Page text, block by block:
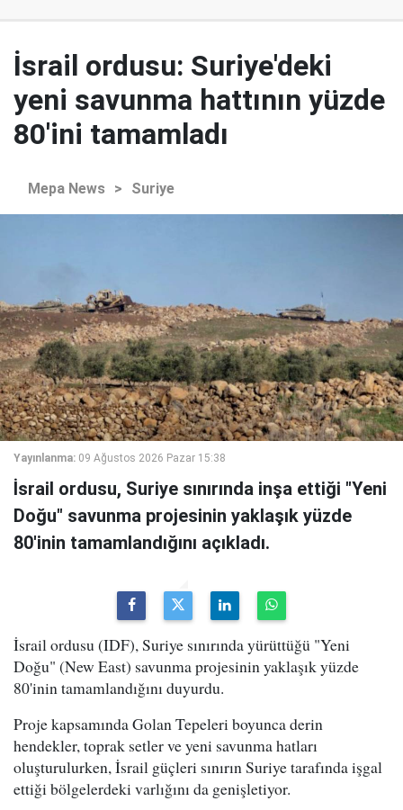
İsrail ordusu: Suriye'deki
yeni savunma hattının yüzde
80'ini tamamladı
Mepa News > Suriye
Yayınlanma: 09 Ağustos 2026 Pazar 15:38
İsrail ordusu, Suriye sınırında inşa ettiği "Yeni
Doğu" savunma projesinin yaklaşık yüzde
80'inin tamamlandığını açıkladı.
İsrail ordusu (IDF), Suriye sınırında yürüttüğü "Yeni
Doğu" (New East) savunma projesinin yaklaşık yüzde
80'inin tamamlandığını duyurdu.
Proje kapsamında Golan Tepeleri boyunca derin
hendekler, toprak setler ve yeni savunma hatları
oluşturulurken, İsrail güçleri sınırın Suriye tarafında işgal
ettiği bölgelerdeki varlığını da genişletiyor.